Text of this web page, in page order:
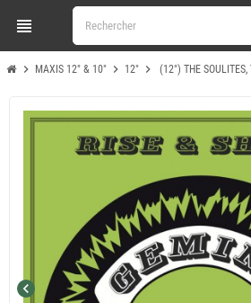
view_headline
chevron_right MAXIS 12" & 10" chevron_right 12" chevron_right (12") THE SOULITES,
chevron_left